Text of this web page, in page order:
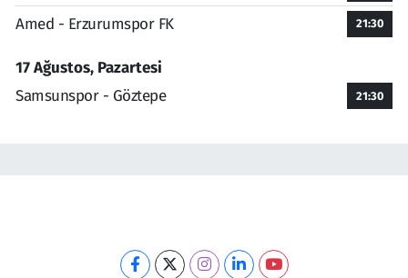
Amed - Erzurumspor FK 21:30
17 Ağustos, Pazartesi
Samsunspor - Göztepe
21:30